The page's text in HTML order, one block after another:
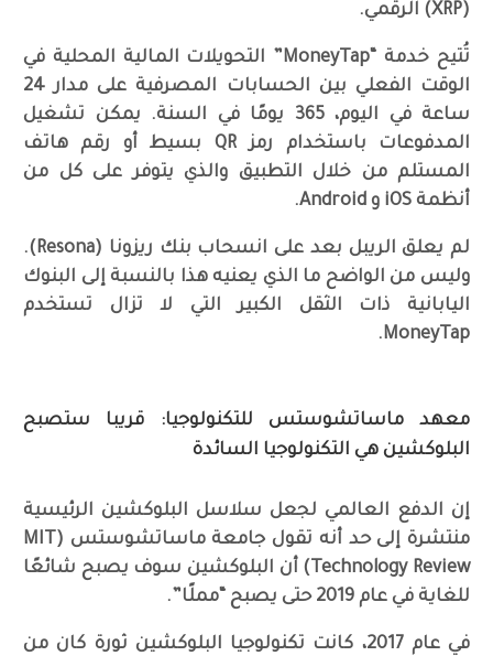
(XRP) الرقمي.
تُتيح خدمة “MoneyTap” التحويلات المالية المحلية في
الوقت الفعلي بين الحسابات المصرفية على مدار 24
ساعة في اليوم، 365 يومًا في السنة. يمكن تشغيل
المدفوعات باستخدام رمز QR بسيط أو رقم هاتف
المستلم من خلال التطبيق والذي يتوفر على كل من
أنظمة iOS و Android.
لم يعلق الريبل بعد على انسحاب بنك ريزونا (Resona).
وليس من الواضح ما الذي يعنيه هذا بالنسبة إلى البنوك
اليابانية ذات الثقل الكبير التي لا تزال تستخدم
MoneyTap.
معهد ماساتشوستس للتكنولوجيا: قريبا ستصبح
البلوكشين هي التكنولوجيا السائدة
إن الدفع العالمي لجعل سلاسل البلوكشين الرئيسية
منتشرة إلى حد أنه تقول جامعة ماساتشوستس (MIT
Technology Review) أن البلوكشين سوف يصبح شائعًا
للغاية في عام 2019 حتى يصبح “مملًا”.
في عام 2017، كانت تكنولوجيا البلوكشين ثورة كان من